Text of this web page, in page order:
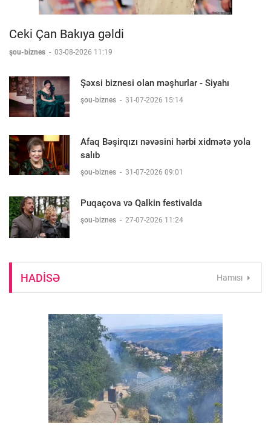
Ceki Çan Bakıya gəldi
şou-biznes - 03-08-2026 11:19
Şəxsi biznesi olan məşhurlar - Siyahı
şou-biznes - 31-07-2026 15:14
Afaq Bəşirqızı nəvəsini hərbi xidmətə yola
salıb
şou-biznes - 31-07-2026 09:01
Puqaçova və Qalkin festivalda
şou-biznes - 27-07-2026 11:24
HADISƏ Hamısı